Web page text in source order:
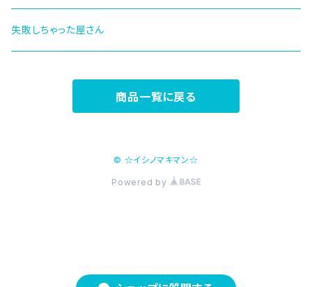
失敗しちゃった屋さん
商品一覧に戻る
© ☆イシノマキマン☆
Powered by